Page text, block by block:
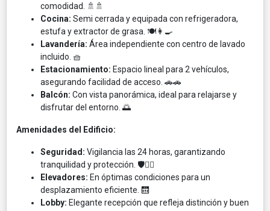
comodidad. 🚿🚿
Cocina: Semi cerrada y equipada con refrigeradora,
estufa y extractor de grasa. 🍽️👩‍🍳
Lavandería: Área independiente con centro de lavado
incluido. 🧺
Estacionamiento: Espacio lineal para 2 vehículos,
asegurando facilidad de acceso. 🚗🚗
Balcón: Con vista panorámica, ideal para relajarse y
disfrutar del entorno. 🌅
Amenidades del Edificio:
Seguridad: Vigilancia las 24 horas, garantizando
tranquilidad y protección. 🛡️👮‍♂️
Elevadores: En óptimas condiciones para un
desplazamiento eficiente. 🛗
Lobby: Elegante recepción que refleja distinción y buen